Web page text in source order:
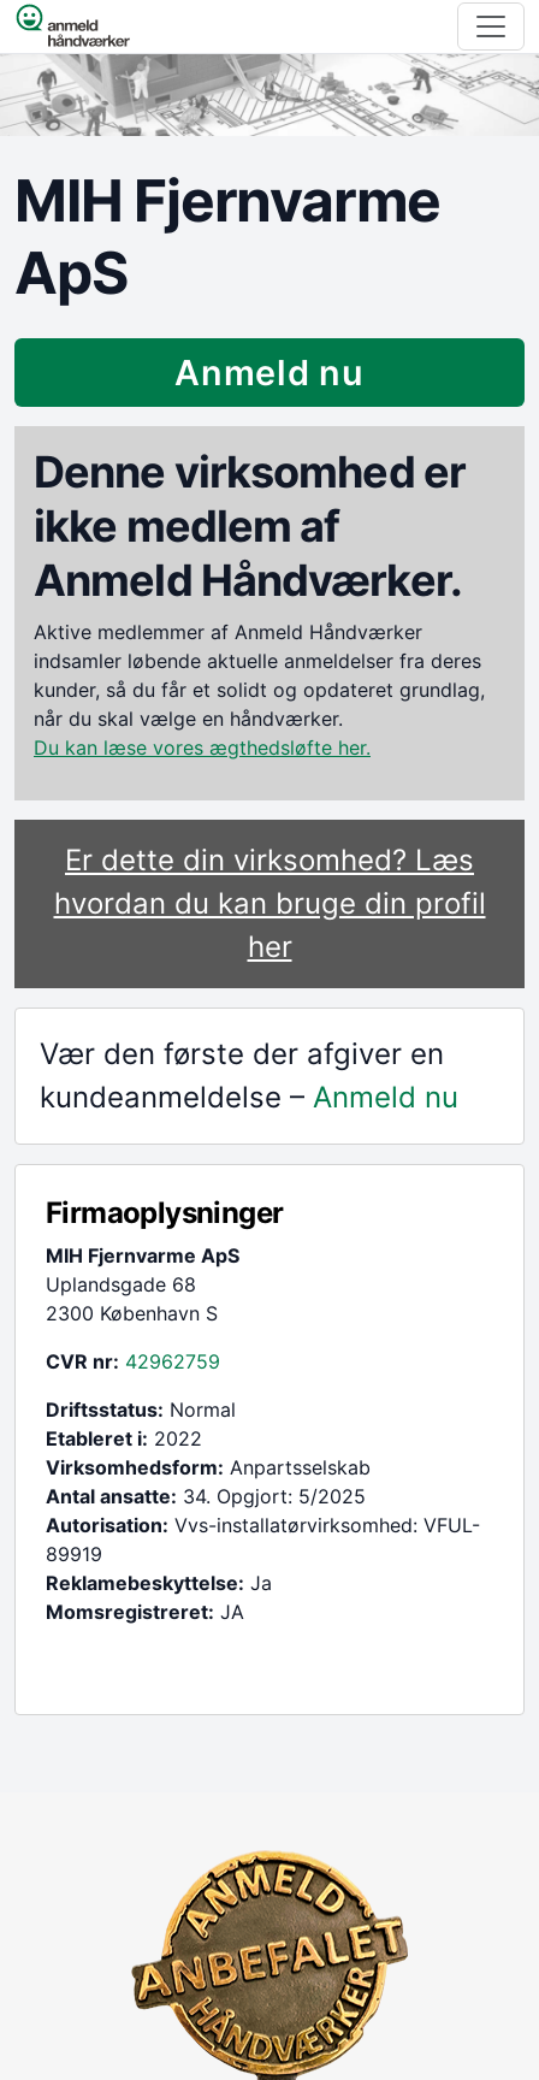
Spring til indhold
MIH Fjernvarme
ApS
Anmeld nu
Denne virksomhed er
ikke medlem af
Anmeld Håndværker.
Aktive medlemmer af Anmeld Håndværker
indsamler løbende aktuelle anmeldelser fra deres
kunder, så du får et solidt og opdateret grundlag,
når du skal vælge en håndværker.
Du kan læse vores ægthedsløfte her.
Er dette din virksomhed? Læs
hvordan du kan bruge din profil
her
Vær den første der afgiver en
kundeanmeldelse – Anmeld nu
Firmaoplysninger
MIH Fjernvarme ApS
Uplandsgade 68
2300 København S
CVR nr: 42962759
Driftsstatus: Normal
Etableret i: 2022
Virksomhedsform: Anpartsselskab
Antal ansatte: 34. Opgjort: 5/2025
Autorisation: Vvs-installatørvirksomhed: VFUL-
89919
Reklamebeskyttelse: Ja
Momsregistreret: JA